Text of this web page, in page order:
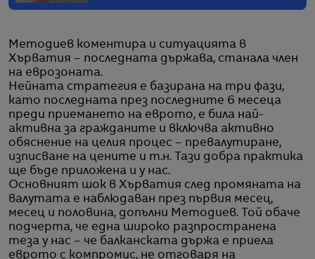
Методиев коментира и ситуацията в
Хърватия – последната държава, станала член
на еврозоната.
Нейната стратегия е базирана на три фази,
като последната през последните 6 месеца
преди приемането на еврото, е била най-
активна за гражданите и включва активно
обяснение на целия процес – превалутиране,
изписване на цените и т.н. Тази добра практика
ще бъде приложена и у нас.
Основният шок в Хърватия след промяната на
валутата е наблюдаван през първия месец,
месец и половина, допълни Методиев. Той обаче
подчерта, че една широко разпространена
теза у нас – че балканската държа е приела
еврото с компромис, не отговаря на